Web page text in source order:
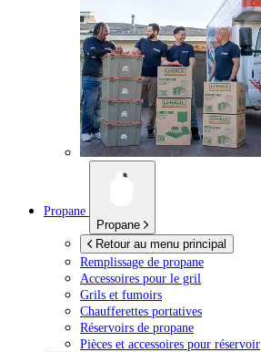
Propane
Propane
Retour au menu principal
Remplissage de propane
Accessoires pour le gril
Grils et fumoirs
Chaufferettes portatives
Réservoirs de propane
Pièces et accessoires pour réservoir